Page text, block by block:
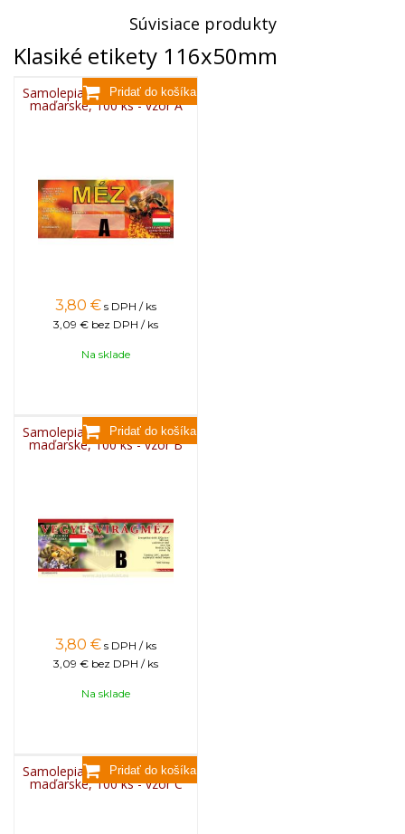
Súvisiace produkty
Klasiké etikety 116x50mm
Samolepiace etikety klasické
maďarské, 100 ks - vzor A
3,80 € s DPH / ks
3,09 € bez DPH / ks
Na sklade
Samolepiace etikety klasické
maďarské, 100 ks - vzor B
3,80 € s DPH / ks
3,09 € bez DPH / ks
Na sklade
Samolepiace etikety klasické
maďarské, 100 ks - vzor C